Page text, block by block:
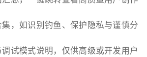
，如识别钓鱼、保护隐私与谨慎分
试模式说明，仅供高级或开发用户